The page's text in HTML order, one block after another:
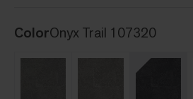
ColorOnyx Trail 107320